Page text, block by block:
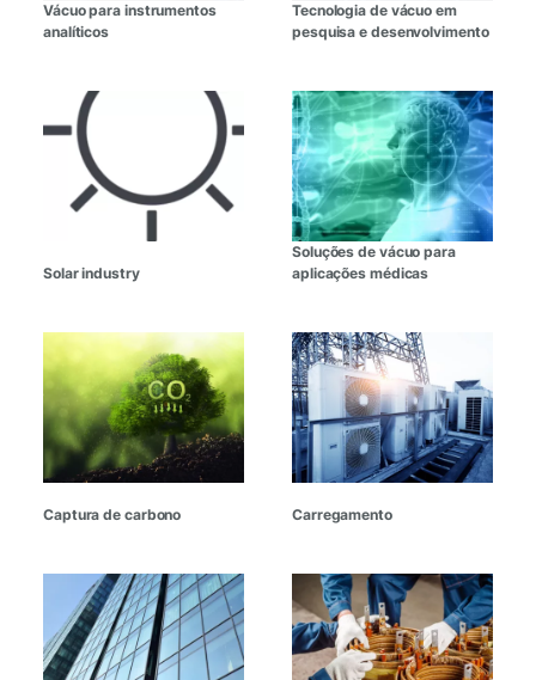
Vácuo para instrumentos
analíticos
Tecnologia de vácuo em
pesquisa e desenvolvimento
Solar industry
Soluções de vácuo para
aplicações médicas
Captura de carbono Carregamento